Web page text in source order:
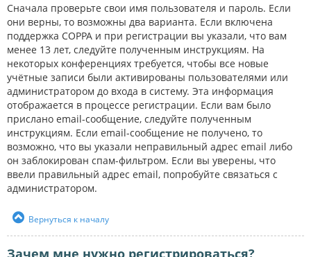
Сначала проверьте свои имя пользователя и пароль. Если
они верны, то возможны два варианта. Если включена
поддержка COPPA и при регистрации вы указали, что вам
менее 13 лет, следуйте полученным инструкциям. На
некоторых конференциях требуется, чтобы все новые
учётные записи были активированы пользователями или
администратором до входа в систему. Эта информация
отображается в процессе регистрации. Если вам было
прислано email-сообщение, следуйте полученным
инструкциям. Если email-сообщение не получено, то
возможно, что вы указали неправильный адрес email либо
он заблокирован спам-фильтром. Если вы уверены, что
ввели правильный адрес email, попробуйте связаться с
администратором.
Вернуться к началу